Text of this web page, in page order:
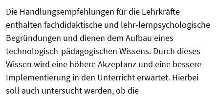
Die Handlungsempfehlungen für die Lehrkräfte
enthalten fachdidaktische und lehr-lernpsychologische
Begründungen und dienen dem Aufbau eines
technologisch-pädagogischen Wissens. Durch dieses
Wissen wird eine höhere Akzeptanz und eine bessere
Implementierung in den Unterricht erwartet. Hierbei
soll auch untersucht werden, ob die